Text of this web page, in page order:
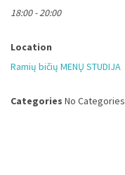
18:00 - 20:00
Location
Ramių bičių MENŲ STUDIJA
Categories No Categories